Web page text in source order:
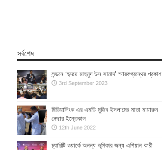
সর্বশেষ
লন্ডনে ‘হৃদয়ে মাহমুদ উস সামাদ’ স্মারকগ্রন্থের প্রকাশ
3rd September 2023
মিডিয়ালিংক এর এমডি মুজিব ইসলামের মাতা মায়ারুন
নেছার ইন্তেকাল
12th June 2022
চ্যারিটি ওয়ার্কে অনন্য ভূমিকার জন্য এশিয়ান কারী